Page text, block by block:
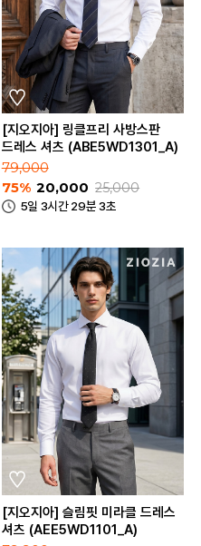
[지오지아] 링클프리 사방스판
드레스 셔츠 (ABE5WD1301_A)
79,000
75% 20,000 25,000
5일 3시간 29분 3초
[지오지아] 슬림핏 미라클 드레스
셔츠 (AEE5WD1101_A)